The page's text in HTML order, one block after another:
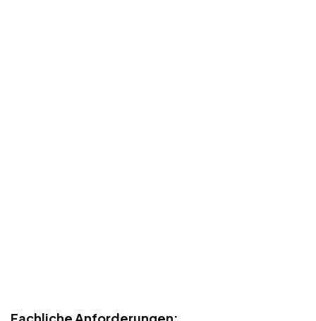
Fachliche Anforderungen: